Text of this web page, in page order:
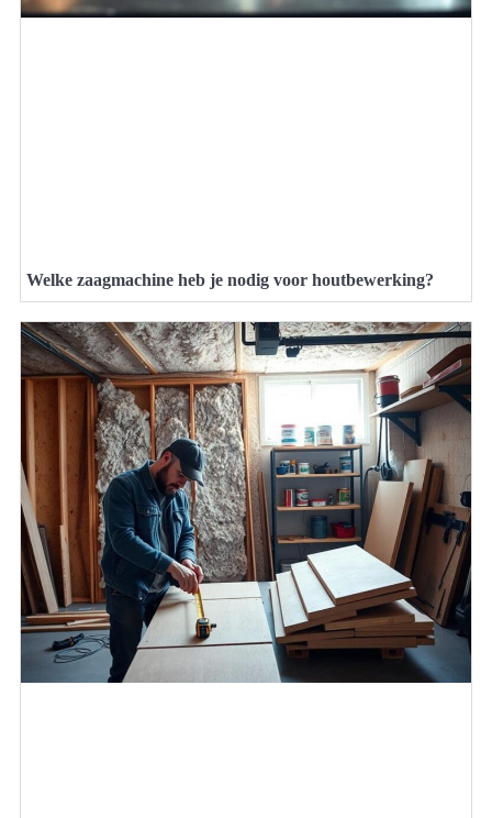
Welke zaagmachine heb je nodig voor houtbewerking?